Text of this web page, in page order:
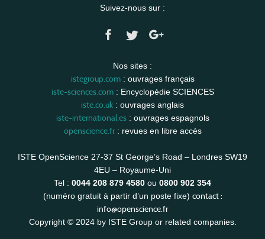
Suivez-nous sur :
Nos sites :
istegroup.com: ouvrages français
iste-sciences.com: Encyclopédie SCIENCES
iste.co.uk : ouvrages anglais
iste-international.es: ouvrages espagnols
openscience.fr: revues en libre accès
ISTE OpenScience 27-37 St George’s Road – Londres SW19
4EU – Royaume-Uni
Tel : 0044 208 879 4580 ou 0800 902 354
(numéro gratuit à partir d’un poste fixe) contact :
info@openscience.fr
Copyright © 2024 by ISTE Group or related companies.